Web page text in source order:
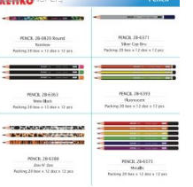
WISH
LIST
COMPARE